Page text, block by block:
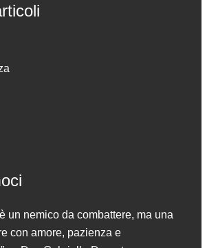
un nemico da combattere, ma una
con amore, pazienza e